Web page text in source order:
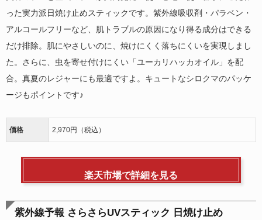
った実力派日焼け止めスティックです。紫外線吸収剤・パラベン・
アルコールフリーなど、肌トラブルの原因になり得る成分はできる
だけ排除。肌にやさしいのに、焼けにくく落ちにくいを実現しまし
た。さらに、虫を寄せ付けにくい「ユーカリハッカオイル」を配
合。真夏のレジャーにも最適ですよ。キュートなシロクマのパッケ
ージもポイントです♪
価格 2,970円（税込）
楽天市場で詳細を見る
紫外線予報 さらさらUVスティック 日焼け止め